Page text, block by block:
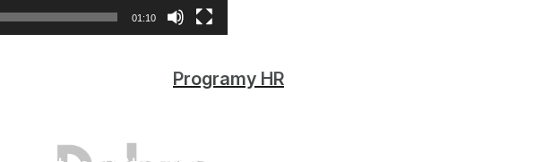
01:10
Programy HR